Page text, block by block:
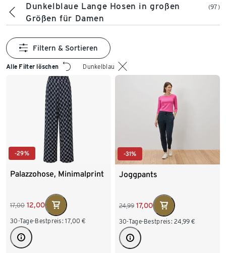
Dunkelblaue Lange Hosen in großen
Größen für Damen
(97)
Alle Filter löschen Dunkelblau
Filtern & Sortieren
-29%
Palazzohose, Minimalprint
17,00 12,00
30-Tage-Bestpreis: 17,00 €
-31%
Joggpants
24,99 17,00
30-Tage-Bestpreis: 24,99 €